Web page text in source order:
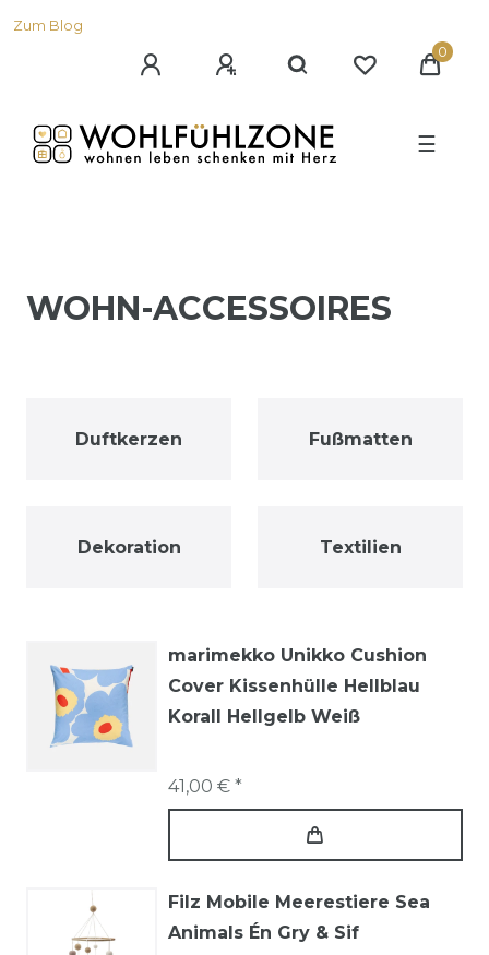
Zum Blog
0
☰
WOHN-ACCESSOIRES
Duftkerzen Fußmatten
Dekoration Textilien
marimekko Unikko Cushion
Cover Kissenhülle Hellblau
Korall Hellgelb Weiß
41,00 € *
Filz Mobile Meerestiere Sea
Animals Én Gry & Sif